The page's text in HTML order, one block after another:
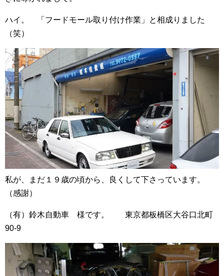
ハイ。 「フードモール取り付け作業」と相成りました
（笑）
私が、まだ１９歳の頃から、良くして下さっています。
（感謝）
（有）鈴木自動車 様です。 東京都板橋区大谷口北町
90-9